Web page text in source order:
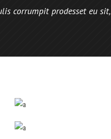
corrumpit prodesset eu